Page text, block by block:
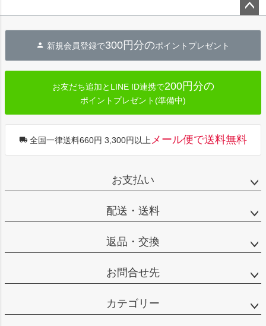
へ
新規会員登録で300円分のポイントプレゼント
お友だち追加とLINE ID連携で200円分の
ポイントプレゼント(準備中)
全国一律送料660円 3,300円以上 メール便で送料無料
お支払い
配送・送料
返品・交換
お問合せ先
カテゴリー